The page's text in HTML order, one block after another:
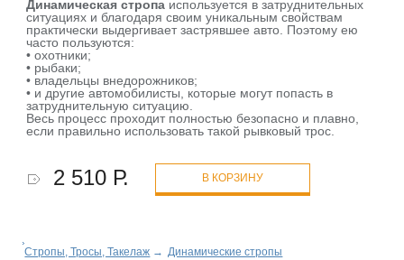
Динамическая стропа используется в затруднительных
ситуациях и благодаря своим уникальным свойствам
практически выдергивает застрявшее авто. Поэтому ею
часто пользуются:
• охотники;
• рыбаки;
• владельцы внедорожников;
• и другие автомобилисты, которые могут попасть в
затруднительную ситуацию.
Весь процесс проходит полностью безопасно и плавно,
если правильно использовать такой рывковый трос.
2 510 Р. В КОРЗИНУ
Стропы, Тросы, Такелаж → Динамические стропы